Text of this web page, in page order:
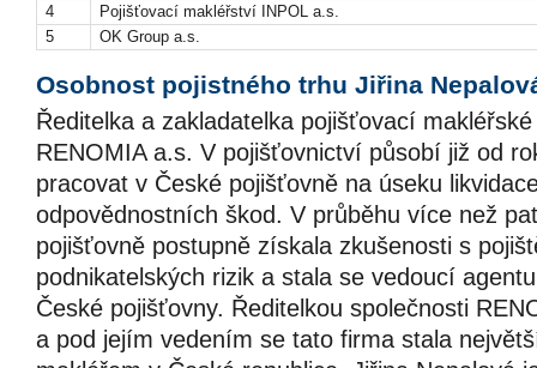
4
Pojišťovací makléřství INPOL a.s.
5
OK Group a.s.
Osobnost pojistného trhu Jiřina
Ředitelka a zakladatelka pojišťovací
RENOMIA a.s. V pojišťovnictví působí již od
pracovat v České pojišťovně na úseku
odpovědnostních škod. V průběhu více než
pojišťovně postupně získala zkušenosti s
podnikatelských rizik a stala se vedoucí
České pojišťovny. Ředitelkou společnosti
a pod jejím vedením se tato firma stala